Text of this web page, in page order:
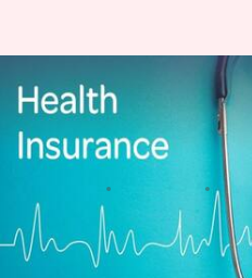
Health Policy-
Hike: ప్రీమియం
కంపెనీలు?
06:07
ఈ వార్తాకథనం ఏంటి